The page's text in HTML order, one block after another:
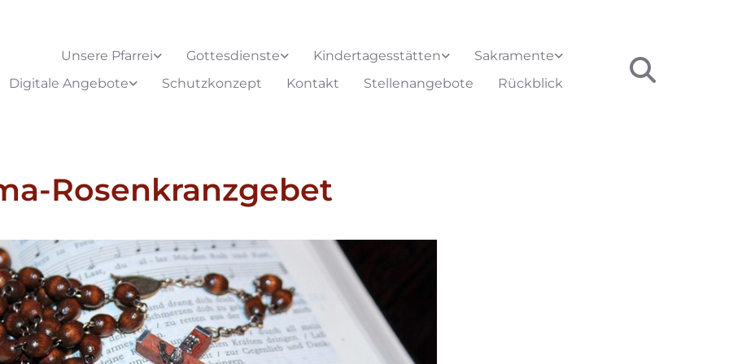
Unsere Pfarrei Gottesdienste Kindertagesstätten
Sakramente
Digitale Angebote
Schutzkonzept Kontakt Stellenangebote Rückblick
Rosenkranzgebet